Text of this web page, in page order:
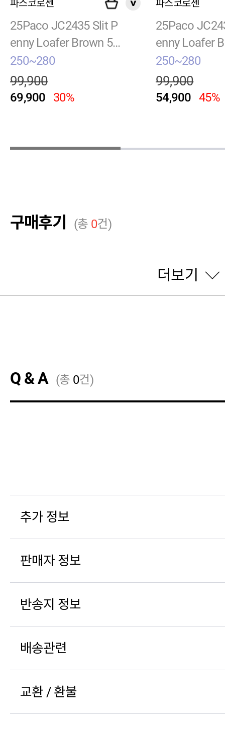
파스코로젠
25Paco JC2435 Slit P
enny Loafer Brown 5
8.5
250~280
99,900
69,900 30%
파스코로젠
25Paco
enny Loafer
5
250~280
99,900
54,900 45%
구매후기 (총 0건)
더보기
Q & A (총 0건)
추가 정보
판매자 정보
반송지 정보
배송관련
교환 / 환불